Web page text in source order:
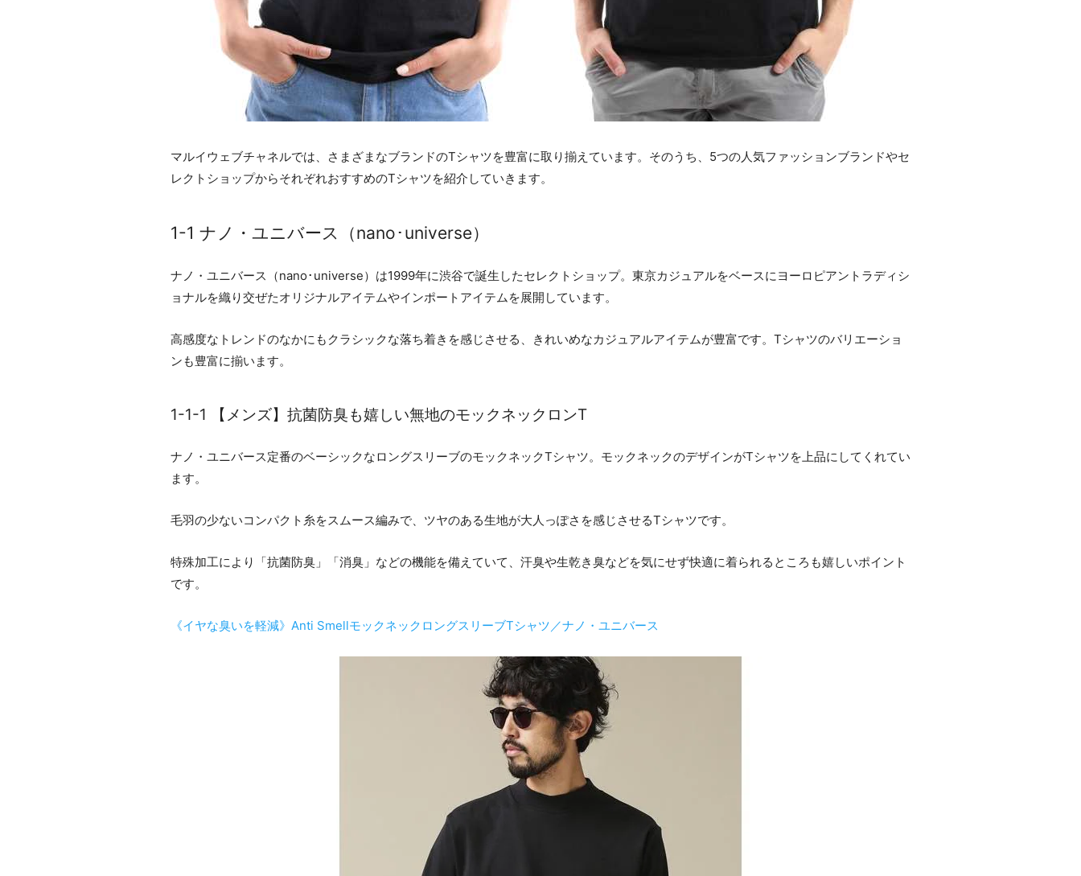
マルイウェブチャネルでは、さまざまなブランドのTシャツを豊富に取り揃えています。そのうち、5つの人気ファッションブランドやセ
レクトショップからそれぞれおすすめのTシャツを紹介していきます。
1-1 ナノ・ユニバース（nano･universe）
ナノ・ユニバース（nano･universe）は1999年に渋谷で誕生したセレクトショップ。東京カジュアルをベースにヨーロピアントラディシ
ョナルを織り交ぜたオリジナルアイテムやインポートアイテムを展開しています。
高感度なトレンドのなかにもクラシックな落ち着きを感じさせる、きれいめなカジュアルアイテムが豊富です。Tシャツのバリエーショ
ンも豊富に揃います。
1-1-1 【メンズ】抗菌防臭も嬉しい無地のモックネックロンT
ナノ・ユニバース定番のベーシックなロングスリーブのモックネックTシャツ。モックネックのデザインがTシャツを上品にしてくれてい
ます。
毛羽の少ないコンパクト糸をスムース編みで、ツヤのある生地が大人っぽさを感じさせるTシャツです。
特殊加工により「抗菌防臭」「消臭」などの機能を備えていて、汗臭や生乾き臭などを気にせず快適に着られるところも嬉しいポイント
です。
《イヤな臭いを軽減》Anti SmellモックネックロングスリーブTシャツ／ナノ・ユニバース